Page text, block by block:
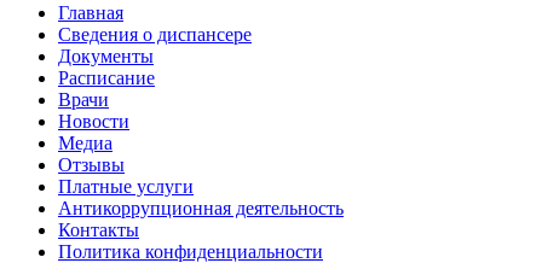
Главная
Сведения о диспансере
Документы
Расписание
Врачи
Новости
Медиа
Отзывы
Платные услуги
Антикоррупционная деятельность
Контакты
Политика конфиденциальности